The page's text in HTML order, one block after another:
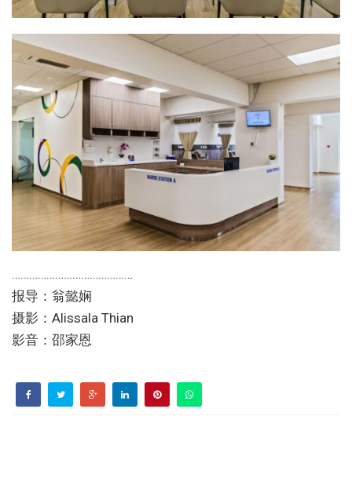
……………………………………
报导：翁懿娴
摄影：Alissala Thian
影音：邵家恩